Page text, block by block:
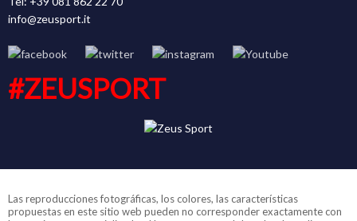
info@zeusport.it
#ZEUSPORT
Las reproducciones fotográficas, los colores, las características
propuestas en este sitio web pueden no corresponder exactamente con